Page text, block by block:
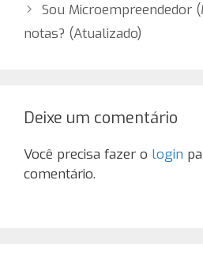
Sou Microempreendedor
notas? (Atualizado)
Deixe um comentário
Você precisa fazer o login
comentário.